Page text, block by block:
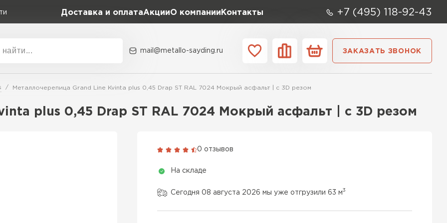
Доставка и оплатаАкцииО компании Контакты +7 (495) 118-92-43
Коллекция
Classic Grand Line
Доборные элементы
mail@metallo-sayding.ru ЗАКАЗАТЬ ЗВОНОК
Металлочерепица Grand Line Kvinta plus 0,45 Drap ST RAL 7024 Мокрый асфальт | c 3D резом
plus 0,45 Drap ST RAL 7024 Мокрый асфальт | c 3D резом
0 отзывов
На складе
Сегодня 08 августа 2026 мы уже отгрузили 63 м3